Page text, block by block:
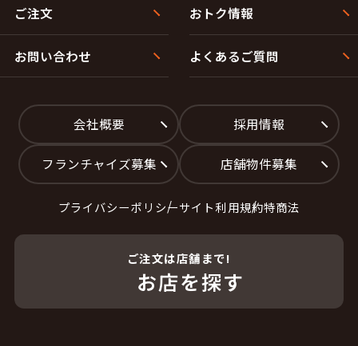
ご注文 おトク情報
お問い合わせ よくあるご質問
会社概要 採用情報
フランチャイズ募集 店舗物件募集
プライバシーポリシーサイト利用規約特商法
ご注文は店舗まで!
お店を探す